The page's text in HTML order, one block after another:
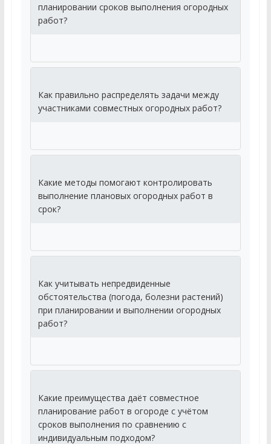
планировании сроков выполнения огородных
работ?
Как правильно распределять задачи между
участниками совместных огородных работ?
Какие методы помогают контролировать
выполнение плановых огородных работ в
срок?
Как учитывать непредвиденные
обстоятельства (погода, болезни растений)
при планировании и выполнении огородных
работ?
Какие преимущества даёт совместное
планирование работ в огороде с учётом
сроков выполнения по сравнению с
индивидуальным подходом?